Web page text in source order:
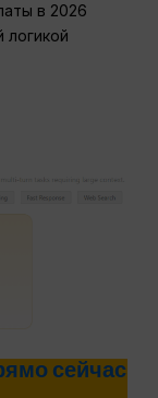
в 2026
логикой
сейчас